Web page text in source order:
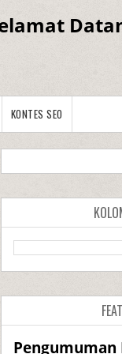
KONTES SEO
Pengumuman